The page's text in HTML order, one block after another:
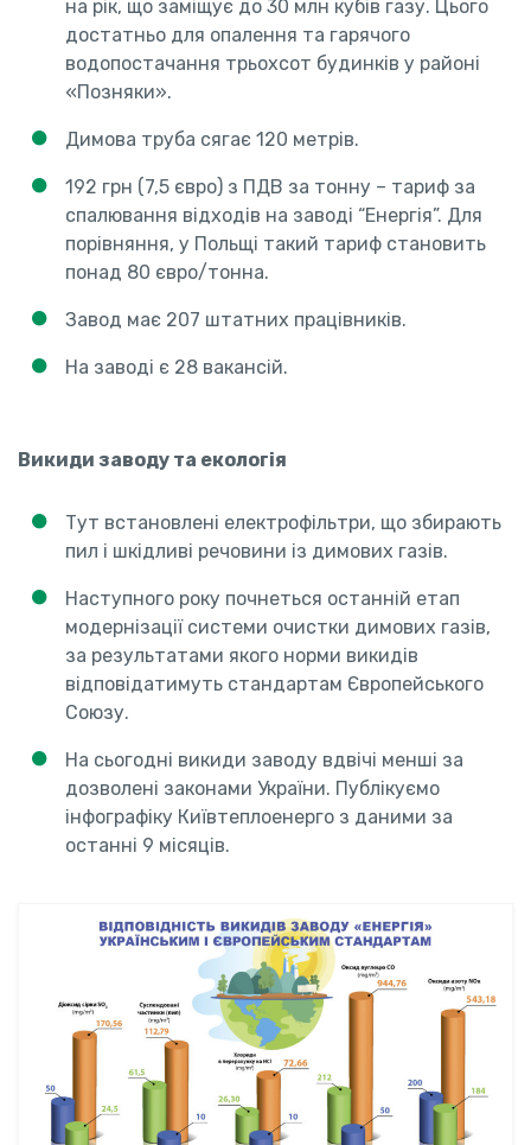
на рік, що заміщує до 30 млн кубів газу. Цього
достатньо для опалення та гарячого
водопостачання трьохсот будинків у районі
«Позняки».
Димова труба сягає 120 метрів.
192 грн (7,5 євро) з ПДВ за тонну – тариф за
спалювання відходів на заводі “Енергія”. Для
порівняння, у Польщі такий тариф становить
понад 80 євро/тонна.
Завод має 207 штатних працівників.
На заводі є 28 вакансій.
Викиди заводу та екологія
Тут встановлені електрофільтри, що збирають
пил і шкідливі речовини із димових газів.
Наступного року почнеться останній етап
модернізації системи очистки димових газів,
за результатами якого норми викидів
відповідатимуть стандартам Європейського
Союзу.
На сьогодні викиди заводу вдвічі менші за
дозволені законами України. Публікуємо
інфографіку Київтеплоенерго з даними за
останні 9 місяців.